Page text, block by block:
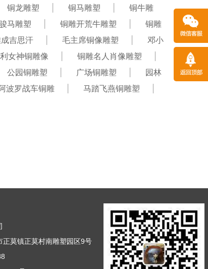
铜龙雕塑 铜马雕塑
铜牛雕
马雕塑 铜雕开荒牛雕塑
铜雕
吉思汗 毛主席铜像雕塑
邓小
女神铜雕像
铜雕名人肖像雕塑
公园铜雕塑 广场铜雕塑
园林
波罗战车铜雕
马踏飞燕铜雕塑
正莫镇正莫村南雕塑园区9号